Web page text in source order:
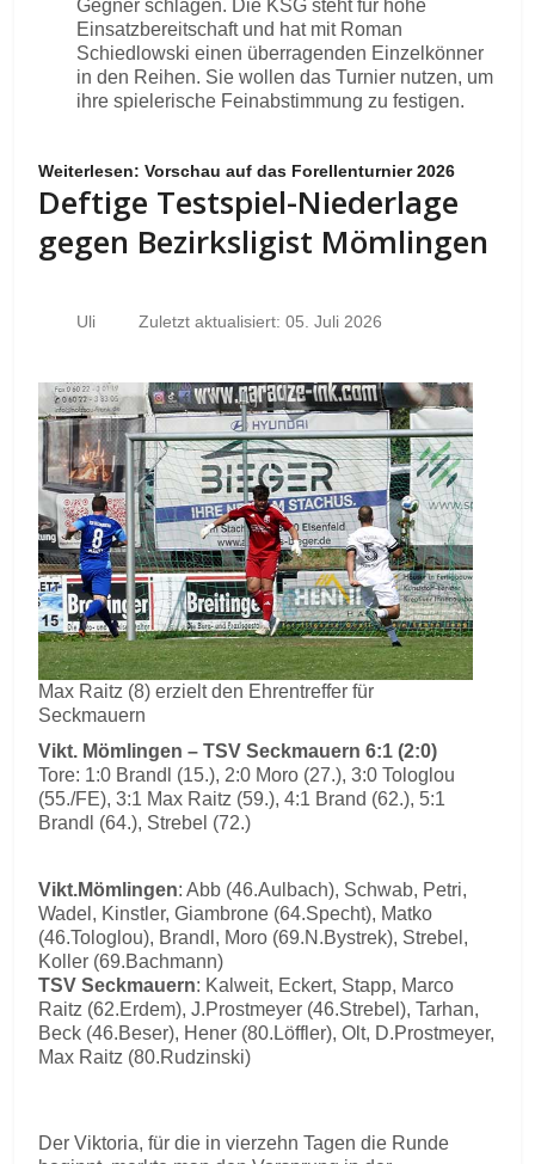
Gegner schlagen. Die KSG steht für hohe
Einsatzbereitschaft und hat mit Roman
Schiedlowski einen überragenden Einzelkönner
in den Reihen. Sie wollen das Turnier nutzen, um
ihre spielerische Feinabstimmung zu festigen.
Weiterlesen: Vorschau auf das Forellenturnier 2026
Deftige Testspiel-Niederlage
gegen Bezirksligist Mömlingen
Uli Zuletzt aktualisiert: 05. Juli 2026
Max Raitz (8) erzielt den Ehrentreffer für
Seckmauern
Vikt. Mömlingen – TSV Seckmauern 6:1 (2:0)
Tore: 1:0 Brandl (15.), 2:0 Moro (27.), 3:0 Tologlou
(55./FE), 3:1 Max Raitz (59.), 4:1 Brand (62.), 5:1
Brandl (64.), Strebel (72.)
Vikt.Mömlingen: Abb (46.Aulbach), Schwab, Petri,
Wadel, Kinstler, Giambrone (64.Specht), Matko
(46.Tologlou), Brandl, Moro (69.N.Bystrek), Strebel,
Koller (69.Bachmann)
TSV Seckmauern: Kalweit, Eckert, Stapp, Marco
Raitz (62.Erdem), J.Prostmeyer (46.Strebel), Tarhan,
Beck (46.Beser), Hener (80.Löffler), Olt, D.Prostmeyer,
Max Raitz (80.Rudzinski)
Der Viktoria, für die in vierzehn Tagen die Runde